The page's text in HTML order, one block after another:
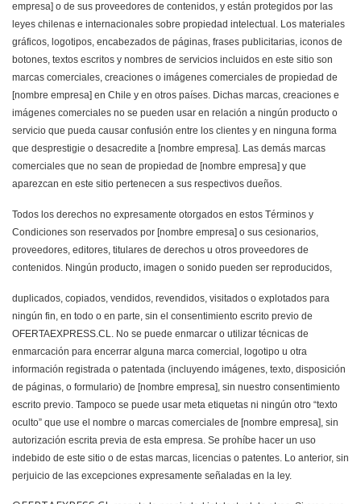
empresa] o de sus proveedores de contenidos, y están protegidos por las
leyes chilenas e internacionales sobre propiedad intelectual. Los materiales
gráficos, logotipos, encabezados de páginas, frases publicitarias, iconos de
botones, textos escritos y nombres de servicios incluidos en este sitio son
marcas comerciales, creaciones o imágenes comerciales de propiedad de
[nombre empresa] en Chile y en otros países. Dichas marcas, creaciones e
imágenes comerciales no se pueden usar en relación a ningún producto o
servicio que pueda causar confusión entre los clientes y en ninguna forma
que desprestigie o desacredite a [nombre empresa]. Las demás marcas
comerciales que no sean de propiedad de [nombre empresa] y que
aparezcan en este sitio pertenecen a sus respectivos dueños.
Todos los derechos no expresamente otorgados en estos Términos y
Condiciones son reservados por [nombre empresa] o sus cesionarios,
proveedores, editores, titulares de derechos u otros proveedores de
contenidos. Ningún producto, imagen o sonido pueden ser reproducidos,
duplicados, copiados, vendidos, revendidos, visitados o explotados para
ningún fin, en todo o en parte, sin el consentimiento escrito previo de
OFERTAEXPRESS.CL. No se puede enmarcar o utilizar técnicas de
enmarcación para encerrar alguna marca comercial, logotipo u otra
información registrada o patentada (incluyendo imágenes, texto, disposición
de páginas, o formulario) de [nombre empresa], sin nuestro consentimiento
escrito previo. Tampoco se puede usar meta etiquetas ni ningún otro “texto
oculto” que use el nombre o marcas comerciales de [nombre empresa], sin
autorización escrita previa de esta empresa. Se prohíbe hacer un uso
indebido de este sitio o de estas marcas, licencias o patentes. Lo anterior, sin
perjuicio de las excepciones expresamente señaladas en la ley.